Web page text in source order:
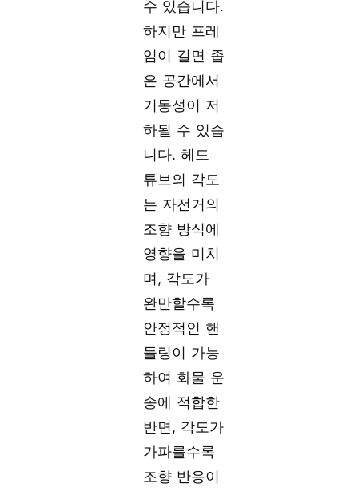
수 있습니다.
하지만 프레
임이 길면 좁
은 공간에서
기동성이 저
하될 수 있습
니다. 헤드
튜브의 각도
는 자전거의
조향 방식에
영향을 미치
며, 각도가
완만할수록
안정적인 핸
들링이 가능
하여 화물 운
송에 적합한
반면, 각도가
가파를수록
조향 반응이